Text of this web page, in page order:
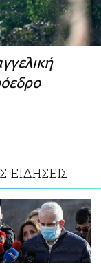
ΕΙΔΗΣΕΙΣ